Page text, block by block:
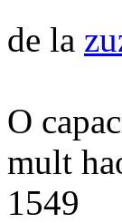
de la
O
mult
1549